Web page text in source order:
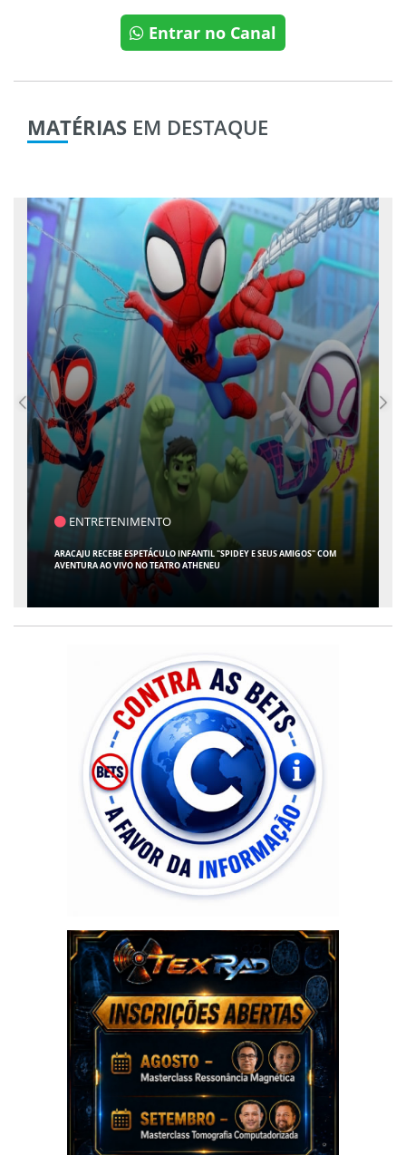
Entrar no Canal
MATÉRIAS EM DESTAQUE
SAÚDE
CONTABILIDADE ESPECIALIZADA PARA MÉDICOS GANHA ESPAÇO EM SERGIPE
COM ATUAÇÃO PIONEIRA DA RISSI